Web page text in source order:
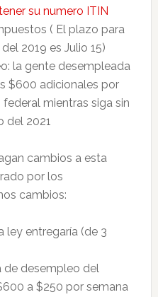
su numero ITIN
( El plazo para
2019 es Julio 15)
la gente desempleada
$600 adicionales por
mientras siga sin
del 2021
cambios a esta
por los
cambios:
ley entregaría (de 3
de desempleo del
a $250 por semana